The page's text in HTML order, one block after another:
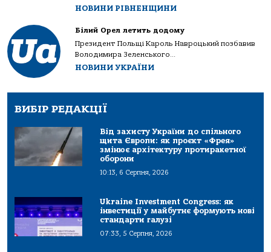
НОВИНИ РІВНЕНЩИНИ
Білий Орел летить додому
Президент Польщі Кароль Навроцький позбавив
Володимира Зеленського...
НОВИНИ УКРАЇНИ
ВИБІР РЕДАКЦІЇ
Від захисту України до спільного
щита Європи: як проєкт «Фрея»
змінює архітектуру протиракетної
оборони
10:13, 6 Серпня, 2026
Ukraine Investment Congress: як
інвестиції у майбутнє формують нові
стандарти галузі
07:33, 5 Серпня, 2026